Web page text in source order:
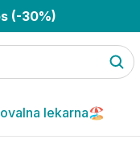
(-30%)
lekarna🏖️